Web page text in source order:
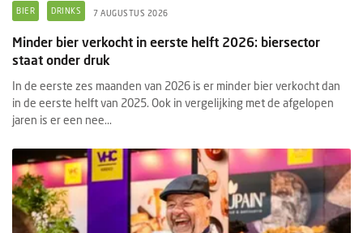
BIER DRINKS 7 AUGUSTUS 2026
Minder bier verkocht in eerste helft 2026: biersector
staat onder druk
In de eerste zes maanden van 2026 is er minder bier verkocht dan
in de eerste helft van 2025. Ook in vergelijking met de afgelopen
jaren is er een nee...